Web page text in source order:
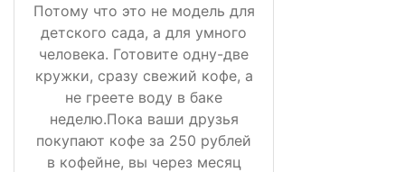
Потому что это не модель для
детского сада, а для умного
человека. Готовите одну-две
кружки, сразу свежий кофе, а
не греете воду в баке
неделю.Пока ваши друзья
покупают кофе за 250 рублей
в кофейне, вы через месяц